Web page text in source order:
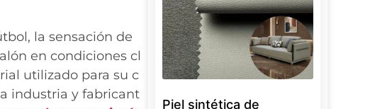
la sensación de
en condiciones cl
utilizado para su c
industria y fabricant
Piel sintética de